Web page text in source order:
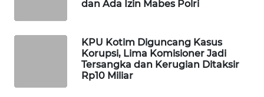
dan Ada Izin Mabes Polri
KPU Kotim Diguncang Kasus
Korupsi, Lima Komisioner Jadi
Tersangka dan Kerugian Ditaksir
Rp10 Miliar
WAHANA